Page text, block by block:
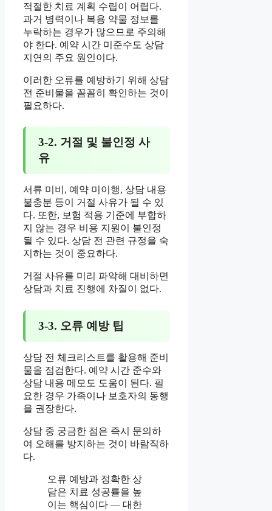
적절한 치료 계획 수립이 어렵다.
과거 병력이나 복용 약물 정보를
누락하는 경우가 많으므로 주의해
야 한다. 예약 시간 미준수도 상담
지연의 주요 원인이다.
이러한 오류를 예방하기 위해 상담
전 준비물을 꼼꼼히 확인하는 것이
필요하다.
3-2. 거절 및 불인정 사
유
서류 미비, 예약 미이행, 상담 내용
불충분 등이 거절 사유가 될 수 있
다. 또한, 보험 적용 기준에 부합하
지 않는 경우 비용 지원이 불인정
될 수 있다. 상담 전 관련 규정을 숙
지하는 것이 중요하다.
거절 사유를 미리 파악해 대비하면
상담과 치료 진행에 차질이 없다.
3-3. 오류 예방 팁
상담 전 체크리스트를 활용해 준비
물을 점검한다. 예약 시간 준수와
상담 내용 메모도 도움이 된다. 필
요한 경우 가족이나 보호자의 동행
을 권장한다.
상담 중 궁금한 점은 즉시 문의하
여 오해를 방지하는 것이 바람직하
다.
오류 예방과 정확한 상
담은 치료 성공률을 높
이는 핵심이다 — 대한